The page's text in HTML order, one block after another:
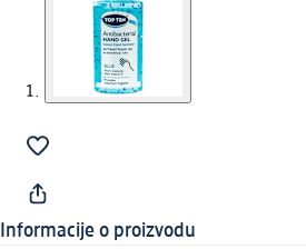
Informacije o proizvodu